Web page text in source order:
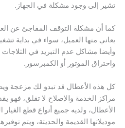
تشير إلى وجود مشكلة في الجهاز.
كما أن مشكلة التوقف المفاجئ عن
يعاني منها العميل، سواء في بداية
وأيضا مشاكل عدم التبريد في
واحتراق الموتور أو الكمبرسور.
كل هذه الأعطال قد تبدو لك مزعجة
مراكز الخدمة والإصلاح لا تقلق، فهو
الأعطال، ولديه جميع أنواع قطع الغيار
موديلاتها القديمة والحديثة، ويتم